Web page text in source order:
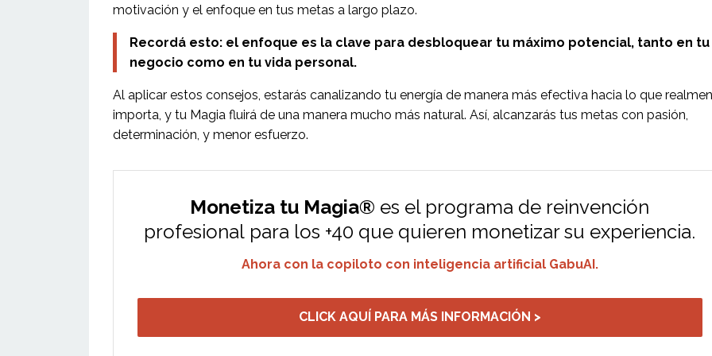
motivación y el enfoque en tus metas a largo plazo.
Recordá esto: el enfoque es la clave para desbloquear tu máximo potencial, tanto en tu
negocio como en tu vida personal.
Al aplicar estos consejos, estarás canalizando tu energía de manera más efectiva hacia lo que
importa, y tu Magia fluirá de una manera mucho más natural. Así, alcanzarás tus metas con pasión,
determinación, y menor esfuerzo.
Monetiza tu Magia® es el programa de reinvención
profesional para los +40 que quieren monetizar su experiencia.
Ahora con la copiloto con inteligencia artificial GabuAI.
CLICK AQUÍ PARA MÁS INFORMACIÓN >